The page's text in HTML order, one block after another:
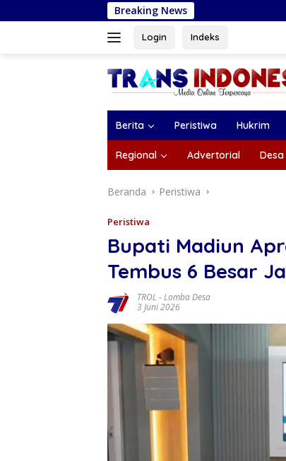
ke
Breaking News Siapa Jodoh,
Login Indeks
Berita Peristiwa Hukrim
Regional Advertorial
Beranda Peristiwa
Peristiwa
Bupati Madiun
Tembus 6 Besar
TROL -Lomba Desa
3 Juni 2026